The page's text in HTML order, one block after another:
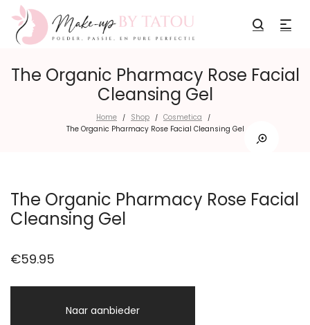
The Organic Pharmacy Rose Facial
Cleansing Gel
Home / Shop / Cosmetica /
The Organic Pharmacy Rose Facial Cleansing Gel
The Organic Pharmacy Rose Facial
Cleansing Gel
€59.95
Naar aanbieder